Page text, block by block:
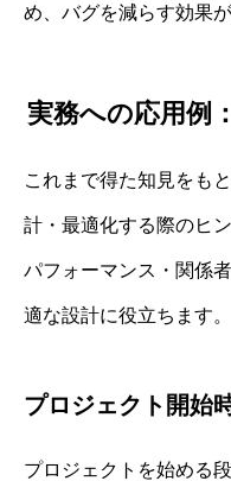
め、バグを減らす効果が
実務への応用例
これまで得た知見をも
計・最適化する際のヒ
パフォーマンス・関係
適な設計に役立ちます。
プロジェクト開始
プロジェクトを始める